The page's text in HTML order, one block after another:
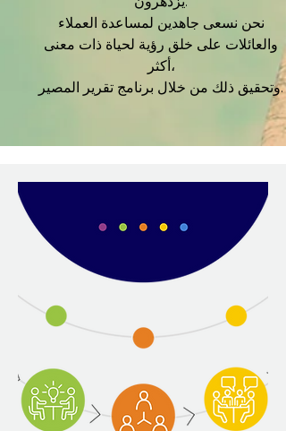
نحن نسعى جاهدين لمساعدة العملاء
والعائلات على خلق رؤية لحياة ذات معنى
أكثر،
وتحقيق ذلك من خلال برنامج تقرير المصير.